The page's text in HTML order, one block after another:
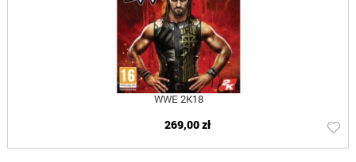
WWE 2K18
269,00 zł